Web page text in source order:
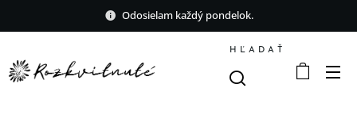
Odosielam každý pondelok.
HĽADAŤ